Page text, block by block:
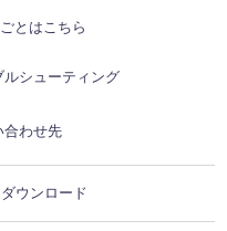
とはこちら
ルシューティング
合わせ先
ウンロード